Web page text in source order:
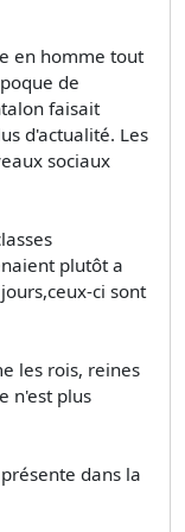
en homme tout
de
faisait
d'actualité. Les
sociaux
plutôt a
ci sont
les rois, reines
n'est plus
dans la